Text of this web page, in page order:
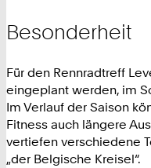
Besonderheit
Für den Rennradtreff
eingeplant werden, im
Im Verlauf der Saison
Fitness auch längere
vertiefen verschiedene
„der Belgische Kreisel“.